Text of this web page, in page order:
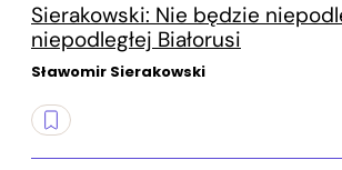
Sierakowski: Nie będzie
niepodległej Białorusi
Sławomir Sierakowski